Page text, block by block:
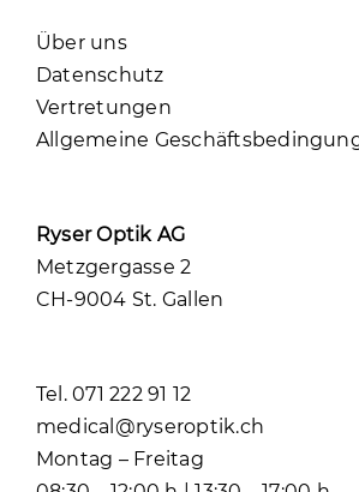
Über uns
Datenschutz
Vertretungen
Allgemeine
Ryser Optik AG
Metzgergasse 2
CH-9004 St. Gallen
Tel. 071 222 91 12
medical@ryseroptik.ch
Montag – Freitag